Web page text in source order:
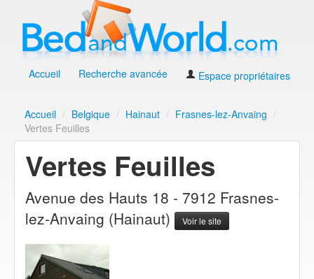
Accueil Recherche avancée Espace propriétaires
Accueil / Belgique / Hainaut / Frasnes-lez-Anvaing /
Vertes Feuilles
Vertes Feuilles
Avenue des Hauts 18 - 7912 Frasnes-
lez-Anvaing (Hainaut)
Voir le site